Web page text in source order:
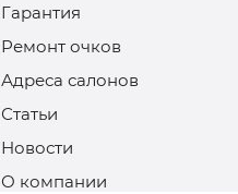
Гарантия
Ремонт очков
Адреса салонов
Статьи
Новости
О компании